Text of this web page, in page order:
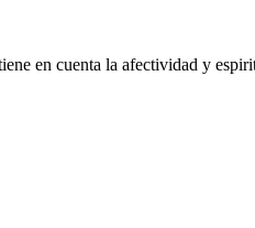
en cuenta la afectividad y